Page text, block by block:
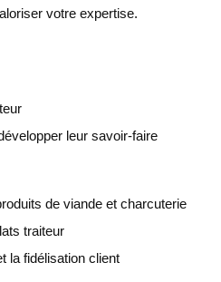
votre expertise.
leur savoir-faire
de viande et charcuterie
traiteur
la fidélisation client